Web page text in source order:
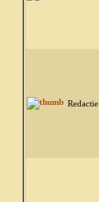
Redactie